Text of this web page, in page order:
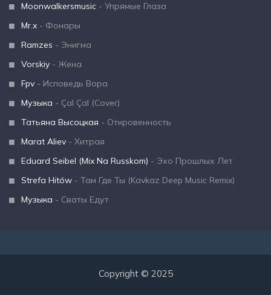
Moonwalkersmusic - Упрямые Глаза
Mr.x - Фонары
Ramzes - Энигма
Vorskiy - Жена
Fpv - Исповедь Вора
Музыка - Çal Çal (Cover)
Татьяна Высоцкая - Откровенность
Marat Aliev - Хитрая
Eduard Seibel (Mix Na Russkom) - Эхо Прошлых Лет
Strefa Hitów - Там Где Ты (Kavkaz Deep Music Remix)
Музыка - Сваты Едут
Copyright © 2025